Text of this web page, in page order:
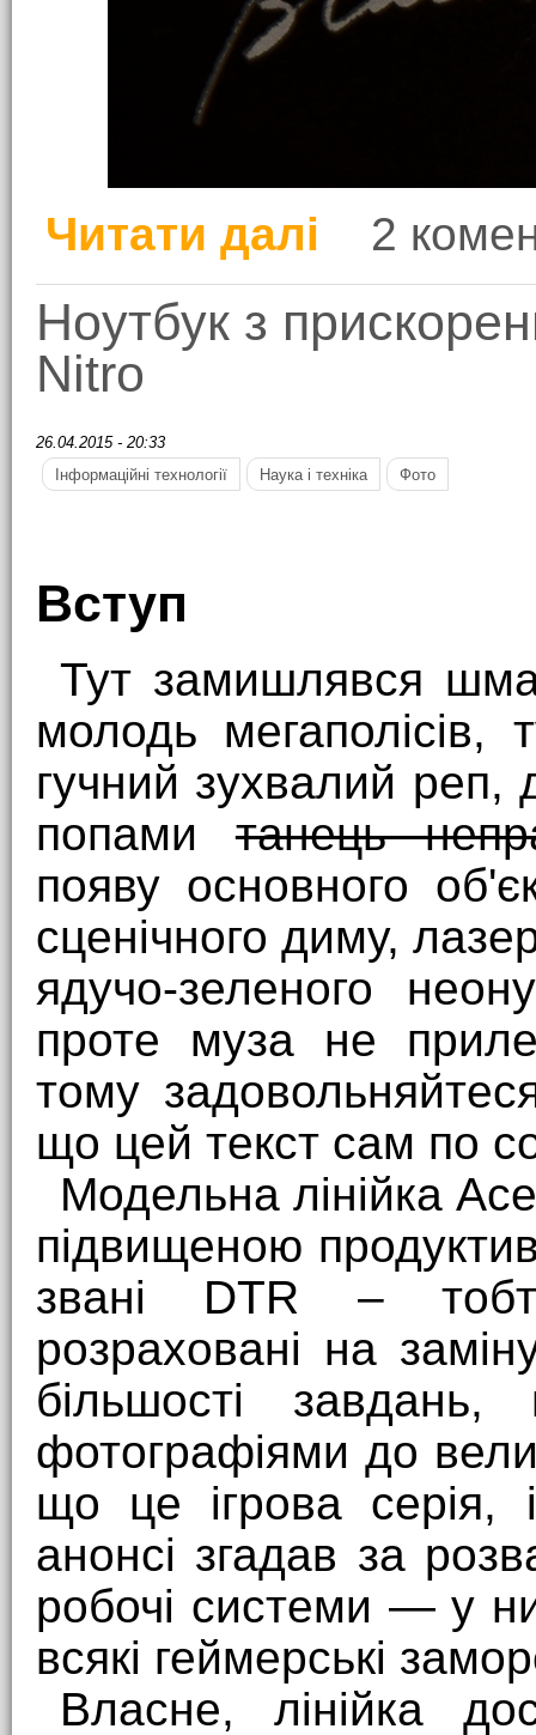
Читати далі про Гаряча штучка:
2
Ноутбук з
Nitro
26.04.2015 - 20:33
Інформаційні технології
Наука і техніка Фото
Вступ
Тут замишлявся
молодь мегаполісів,
гучний зухвалий реп,
попамитанець
появу основного
сценічного диму,
ядучо-зеленого
проте муза не
тому
що цей текст сам по
Модельна лінійка
підвищеною
звані DTR –
розраховані на
більшості
фотографіями до
що це ігрова серія,
анонсі згадав за
робочі системи — у
всякі геймерські
Власне, лінійка